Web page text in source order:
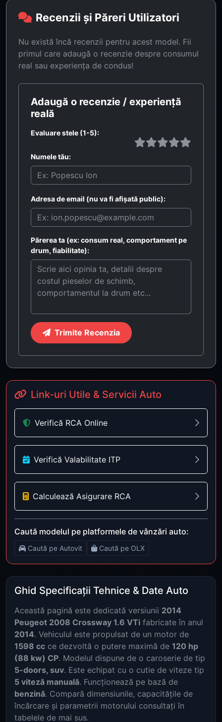
Recenzii și Păreri Utilizatori
Nu există încă recenzii pentru acest model. Fii
primul care adaugă o recenzie despre consumul
real sau experiența de condus!
Adaugă o recenzie / experiență
reală
Evaluare stele (1-5):
Numele tău:
Adresa de email (nu va fi afișată public):
Părerea ta (ex: consum real, comportament pe
drum, fiabilitate):
Trimite Recenzia
Link-uri Utile & Servicii Auto
Verifică RCA Online
Verifică Valabilitate ITP
Calculează Asigurare RCA
Caută modelul pe platformele de vânzări auto:
Caută pe Autovit Caută pe OLX
Ghid Specificații Tehnice & Date Auto
Această pagină este dedicată versiunii 2014
Peugeot 2008 Crossway 1.6 VTi fabricate în anul
2014. Vehiculul este propulsat de un motor de
1598 cc ce dezvoltă o putere maximă de 120 hp
(88 kw) CP. Modelul dispune de o caroserie de tip
5-doors, suv. Este echipat cu o cutie de viteze tip
5 viteză manuală. Funcționează pe bază de
benzină. Compară dimensiunile, capacitățile de
încărcare și parametrii motorului consultați în
tabelele de mai sus.